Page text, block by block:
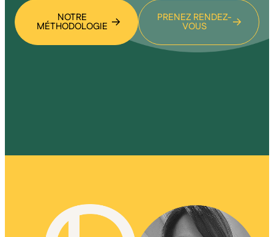
NOTRE
MÉTHODOLOGIE
PRENEZ RENDEZ-
VOUS